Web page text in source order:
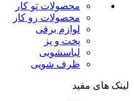
محصولات تو کار
محصولات رو کار
لوازم برقی
پخت و پز
لباسشویی
ظرف شویی
لینک های مفید